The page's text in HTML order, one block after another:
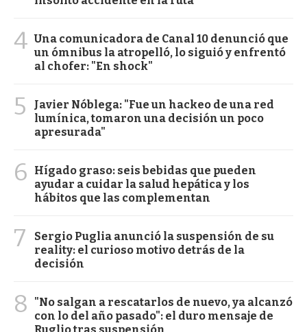
4 Una comunicadora de Canal 10 denunció que
un ómnibus la atropelló, lo siguió y enfrentó
al chofer: "En shock"
5
Javier Nóblega: "Fue un hackeo de una red
lumínica, tomaron una decisión un poco
apresurada"
6
Hígado graso: seis bebidas que pueden
ayudar a cuidar la salud hepática y los
hábitos que las complementan
7
Sergio Puglia anunció la suspensión de su
reality: el curioso motivo detrás de la
decisión
8
"No salgan a rescatarlos de nuevo, ya alcanzó
con lo del año pasado": el duro mensaje de